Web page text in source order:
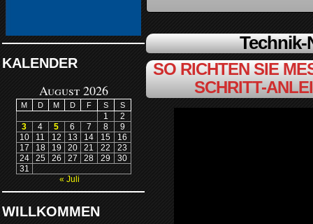
KALENDER
August 2026
M D M D F S S
1
2
3
4 5 6 7 8
9
10
11 12 13 14 15
16
17
18 19 20 21 22
23
24
25 26 27 28 29
30
31
« Juli
WILLKOMMEN
SO RICHTEN SIE
SCHRITT-